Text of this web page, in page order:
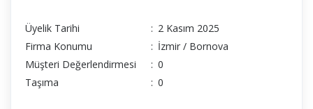
Üyelik Tarihi : 2 Kasım 2025
Firma Konumu
: İzmir / Bornova
Müşteri Değerlendirmesi
: 0
Taşıma
: 0